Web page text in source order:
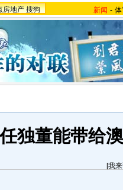
房地产 搜狗 新闻 -
独董能带给
[我